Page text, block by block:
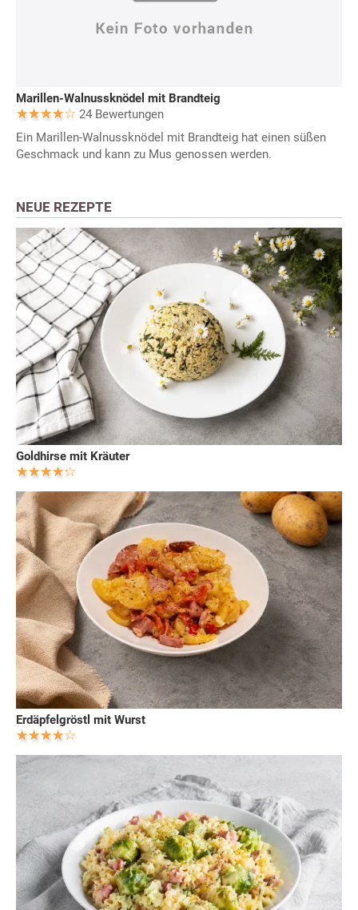
Marillen-Walnussknödel mit Brandteig
24 Bewertungen
Ein Marillen-Walnussknödel mit Brandteig hat einen süßen
Geschmack und kann zu Mus genossen werden.
NEUE REZEPTE
Goldhirse mit Kräuter
Erdäpfelgröstl mit Wurst